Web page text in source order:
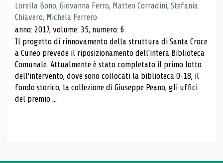
Lorella Bono, Giovanna Ferro, Matteo Corradini, Stefania
Chiavero, Michela Ferrero
anno: 2017, volume: 35, numero: 6
Il progetto di rinnovamento della struttura di Santa Croce
a Cuneo prevede il riposizionamento dell'intera Biblioteca
Comunale. Attualmente è stato completato il primo lotto
dell'intervento, dove sono collocati la biblioteca 0-18, il
fondo storico, la collezione di Giuseppe Peano, gli uffici
del premio ...